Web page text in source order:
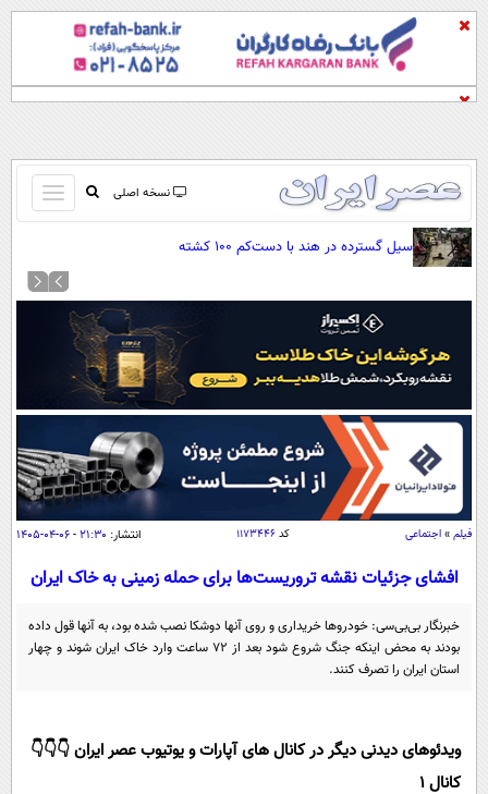
نسخه اصلی
باز
و
کردن
منو
صفحه اول
آرشیو
نظرسنجی
آب و هوا
اوقات شرعی
سواد زندگی
اقتصاد
اقتصادی
جامعه
حوادث
بین الملل
فناوری و It
قرآن
سیل گسترده در هند با دست‌کم ۱۰۰ کشته
فیلم » اجتماعی کد ۱۱۷۳۴۴۶ انتشار: ۲۱:۳۰ - ۰۶-۰۴-۱۴۰۵
افشای جزئیات نقشه تروریست‌ها برای حمله زمینی به خاک ایران
خبرنگار بی‌بی‌سی: خودرو‌ها خریداری و روی آنها دوشکا نصب شده بود، به آنها قول داده
بودند به محض اینکه جنگ شروع شود بعد از ۷۲ ساعت وارد خاک ایران شوند و چهار
استان ایران را تصرف کنند.
ویدئوهای دیدنی دیگر در کانال های آپارات و یوتیوب عصر ایران 👇👇👇
کانال 1